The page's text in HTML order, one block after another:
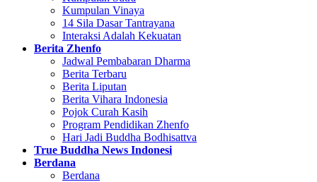
Kumpulan Vinaya
14 Sila Dasar Tantrayana
Interaksi Adalah Kekuatan
Berita Zhenfo
Jadwal Pembabaran Dharma
Berita Terbaru
Berita Liputan
Berita Vihara Indonesia
Pojok Curah Kasih
Program Pendidikan Zhenfo
Hari Jadi Buddha Bodhisattva
True Buddha News Indonesi
Berdana
Berdana